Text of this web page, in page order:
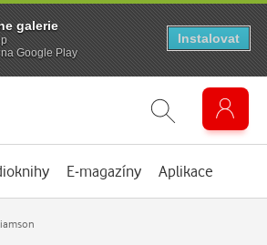
E-magazíny Aplikace
galerie
Google Play
Instalovat